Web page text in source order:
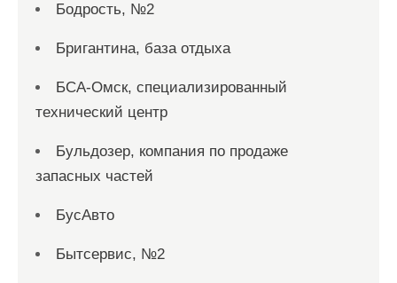
Бодрость, №2
Бригантина, база отдыха
БСА-Омск, специализированный
технический центр
Бульдозер, компания по продаже
запасных частей
БусАвто
Бытсервис, №2